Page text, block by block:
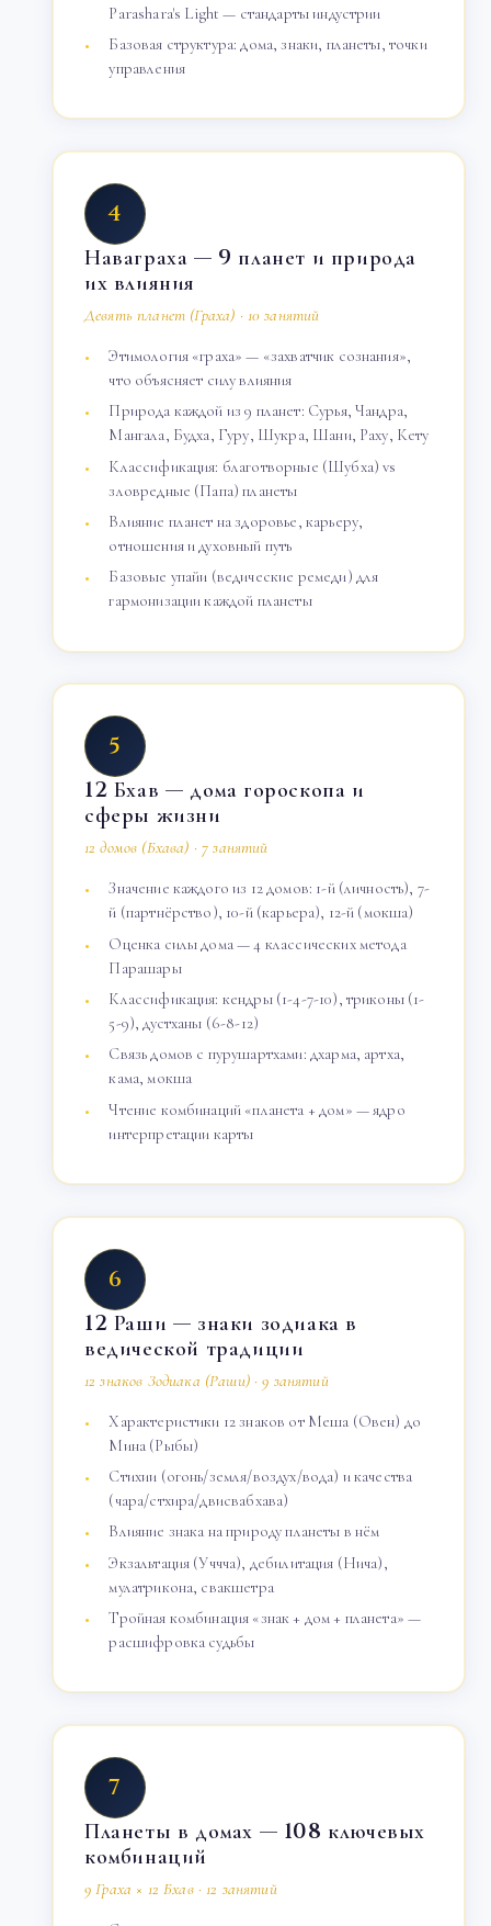
Parashara's Light — стандарты индустрии
Базовая структура: дома, знаки, планеты, точки
управления
4
Наваграха — 9 планет и природа
их влияния
Девять планет (Граха) · 10 занятий
Этимология «граха» — «захватчик сознания»,
что объясняет силу влияния
Природа каждой из 9 планет: Сурья, Чандра,
Мангала, Будха, Гуру, Шукра, Шани, Раху, Кету
Классификация: благотворные (Шубха) vs
зловредные (Папа) планеты
Влияние планет на здоровье, карьеру,
отношения и духовный путь
Базовые упайи (ведические ремеди) для
гармонизации каждой планеты
5
12 Бхав — дома гороскопа и
сферы жизни
12 домов (Бхава) · 7 занятий
Значение каждого из 12 домов: 1-й (личность), 7-
й (партнёрство), 10-й (карьера), 12-й (мокша)
Оценка силы дома — 4 классических метода
Парашары
Классификация: кендры (1-4-7-10), триконы (1-
5-9), дустханы (6-8-12)
Связь домов с пурушартхами: дхарма, артха,
кама, мокша
Чтение комбинаций «планета + дом» — ядро
интерпретации карты
6
12 Раши — знаки зодиака в
ведической традиции
12 знаков Зодиака (Раши) · 9 занятий
Характеристики 12 знаков от Меша (Овен) до
Мина (Рыбы)
Стихии (огонь/земля/воздух/вода) и качества
(чара/стхира/двисвабхава)
Влияние знака на природу планеты в нём
Экзальтация (Уччча), дебилитация (Нича),
мулатрикона, свакшетра
Тройная комбинация «знак + дом + планета» —
расшифровка судьбы
7
Планеты в домах — 108 ключевых
комбинаций
9 Граха × 12 Бхав · 12 занятий